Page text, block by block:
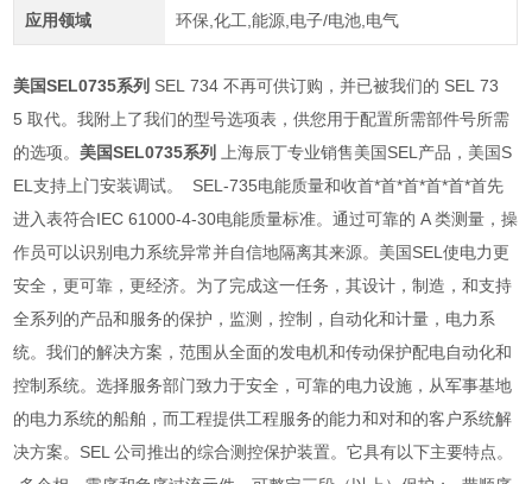
应用领域 环保,化工,能源,电子/电池,电气
美国SEL0735系列 SEL 734 不再可供订购，并已被我们的 SEL 73
5 取代。我附上了我们的型号选项表，供您用于配置所需部件号所需
的选项。美国SEL0735系列
上海辰丁专业销售美国SEL产品，美国S
EL支持上门安装调试。 SEL-735电能质量和收首*首*首*首*首*首先
进入表符合IEC 61000-4-30电能质量标准。通过可靠的 A 类测量，操
作员可以识别电力系统异常并自信地隔离其来源。美国SEL使电力更
安全，更可靠，更经济。为了完成这一任务，其设计，制造，和支持
全系列的产品和服务的保护，监测，控制，自动化和计量，电力系
统。我们的解决方案，范围从全面的发电机和传动保护配电自动化和
控制系统。选择服务部门致力于安全，可靠的电力设施，从军事基地
的电力系统的船舶，而工程提供工程服务的能力和对和的客户系统解
决方案。SEL 公司推出的综合测控保护装置。它具有以下主要特点。